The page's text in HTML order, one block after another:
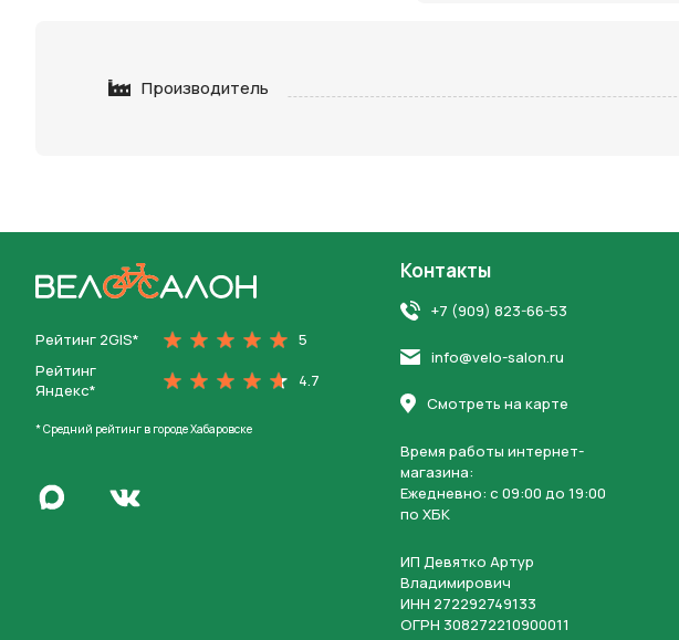
Производитель
Рейтинг 2GIS*
5
Рейтинг
Яндекс*
4.7
* Средний рейтинг в городе Хабаровске
Написать в MaxПерейти во Вконтакте
Контакты
+7 (909) 823-66-53
info@velo-salon.ru
Смотреть на карте
Время работы интернет-
магазина:
Ежедневно: c 09:00 до 19:00
по ХБК
ИП Девятко Артур
Владимирович
ИНН 272292749133
ОГРН 308272210900011